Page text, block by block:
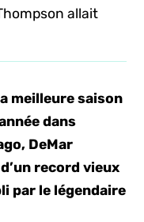
allait
meilleure saison
dans
DeMar
record vieux
par le légendaire